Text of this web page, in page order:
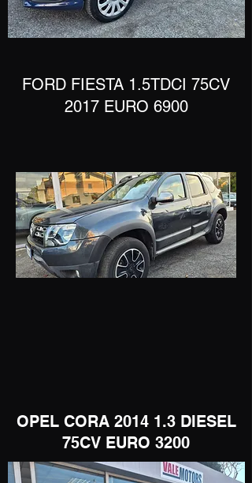
​FORD FIESTA 1.5TDCI 75CV
2017 EURO 6900
OPEL CORA 2014 1.3 DIESEL
75CV EURO 3200